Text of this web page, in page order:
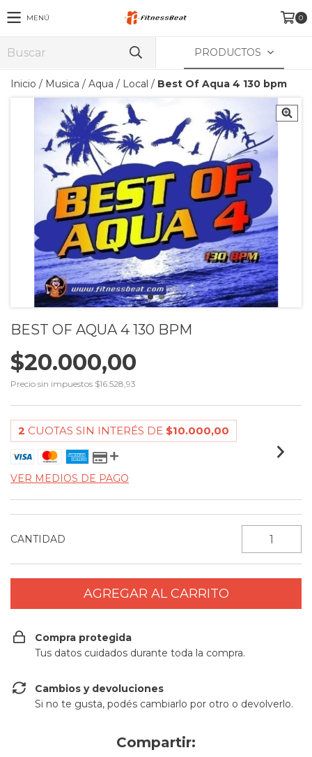
MENÚ 0
PRODUCTOS
Inicio / Musica / Aqua / Local / Best Of Aqua 4 130 bpm
BEST OF AQUA 4 130 BPM
$20.000,00
Precio sin impuestos $16.528,93
2 CUOTAS SIN INTERÉS DE $10.000,00
VER MEDIOS DE PAGO
CANTIDAD
Compra protegida
Tus datos cuidados durante toda la compra.
Cambios y devoluciones
Si no te gusta, podés cambiarlo por otro o devolverlo.
Compartir: